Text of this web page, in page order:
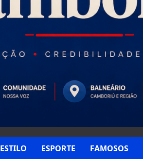
ESTILO ESPORTE FAMOSOS